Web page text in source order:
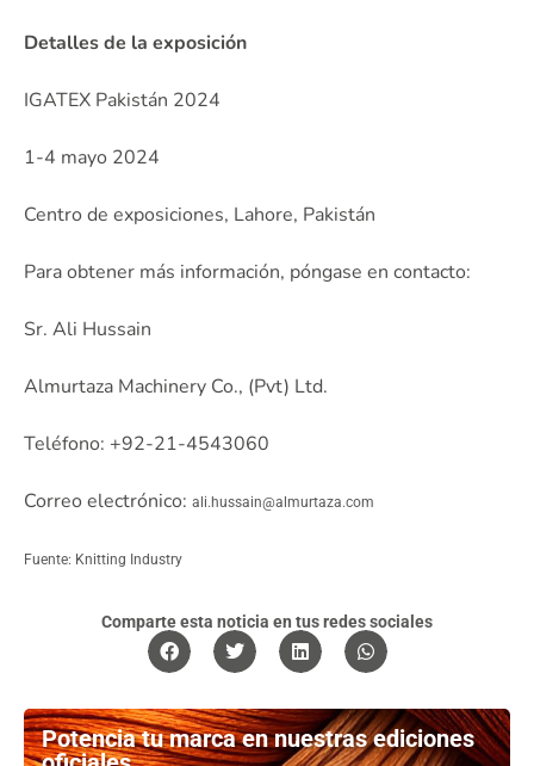
Detalles de la exposición
IGATEX Pakistán 2024
1-4 mayo 2024
Centro de exposiciones, Lahore, Pakistán
Para obtener más información, póngase en contacto:
Sr. Ali Hussain
Almurtaza Machinery Co., (Pvt) Ltd.
Teléfono: +92-21-4543060
Correo electrónico: ali.hussain@almurtaza.com
Fuente: Knitting Industry
Comparte esta noticia en tus redes sociales
Potencia tu marca en nuestras ediciones